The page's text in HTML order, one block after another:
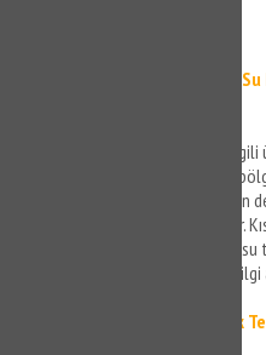
Gültepe Su Kaçak - Gültepe
Gültepe su kaçak hizmeti ile ilgili
size bilgi verilecek ve Gültepe
sorunlarınıza teknik konuda
aracılığı ile çözüm üretilecektir.
çevresinde yaşamış olduğunuz
sorunlarınız için bizi arayarak
Gültepe Kırmadan Su Kaçak